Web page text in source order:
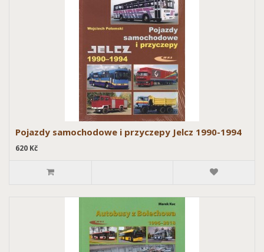
Pojazdy samochodowe i przyczepy Jelcz 1990-1994
620 Kč